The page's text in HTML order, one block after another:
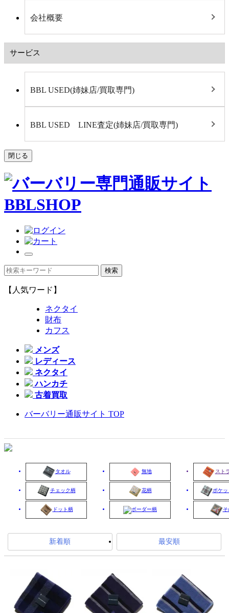
会社概要
サービス
BBL USED(姉妹店/買取専門)
BBL USED LINE査定(姉妹店/買取専門)
閉じる
【人気ワード】
ネクタイ
財布
カフス
メンズ
レディース
ネクタイ
ハンカチ
古着買取
バーバリー通販サイト TOP
タオル
チェック柄
ドット柄
無地
花柄
ボーダー柄
スト
ポケッ
そ
新着順 最安順